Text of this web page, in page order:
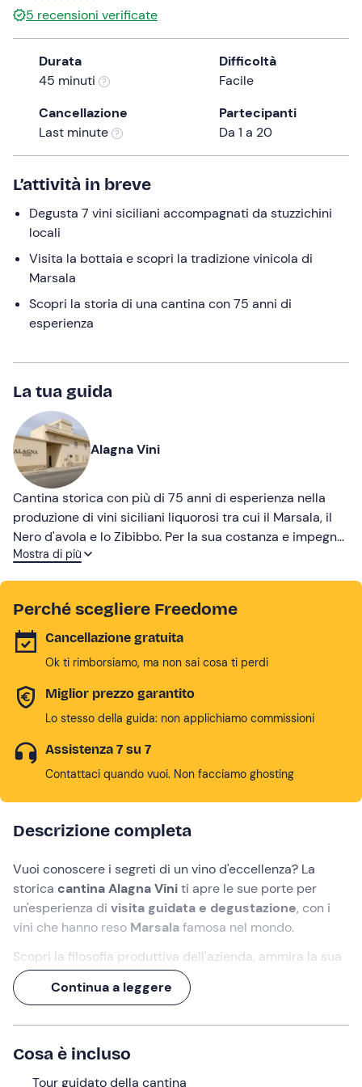
the
question
mark
keyboard
shortcuts
for
changing
dates.
5 recensioni verificate
Durata
45 minuti
Difficoltà
Facile
Cancellazione
Last minute
Partecipanti
Da 1 a 20
L’attività in breve
Degusta 7 vini siciliani accompagnati da stuzzichini
locali
Visita la bottaia e scopri la tradizione vinicola di
Marsala
Scopri la storia di una cantina con 75 anni di
esperienza
La tua guida
Alagna Vini
Cantina storica con più di 75 anni di esperienza nella
produzione di vini siciliani liquorosi tra cui il Marsala, il
Nero d'avola e lo Zibibbo. Per la sua costanza e impegno
è stata inserita nell’albo ufficiale dei Marchi storici
Mostra di più
Perché scegliere Freedome
Cancellazione gratuita
Ok ti rimborsiamo, ma non sai cosa ti perdi
Miglior prezzo garantito
Lo stesso della guida: non applichiamo commissioni
Assistenza 7 su 7
Contattaci quando vuoi. Non facciamo ghosting
Descrizione completa
Vuoi conoscere i segreti di un vino d'eccellenza? La
storica cantina Alagna Viniti apre le sue porte per
un'esperienza di visita guidata e degustazione, con i
vini che hanno reso Marsalafamosa nel mondo.
Scopri la filosofia produttiva dell'azienda, ammira la sua
bottaiae degusta7 viniin bicchieri tradizionali siciliani,
accompagnati da stuzzichini locali
Che aspetti? Vieni a scoprire dove nascono i sapori di
Marsala!
Cosa faremo
Continua a leggere
Cosa è incluso
Tour guidato della cantina